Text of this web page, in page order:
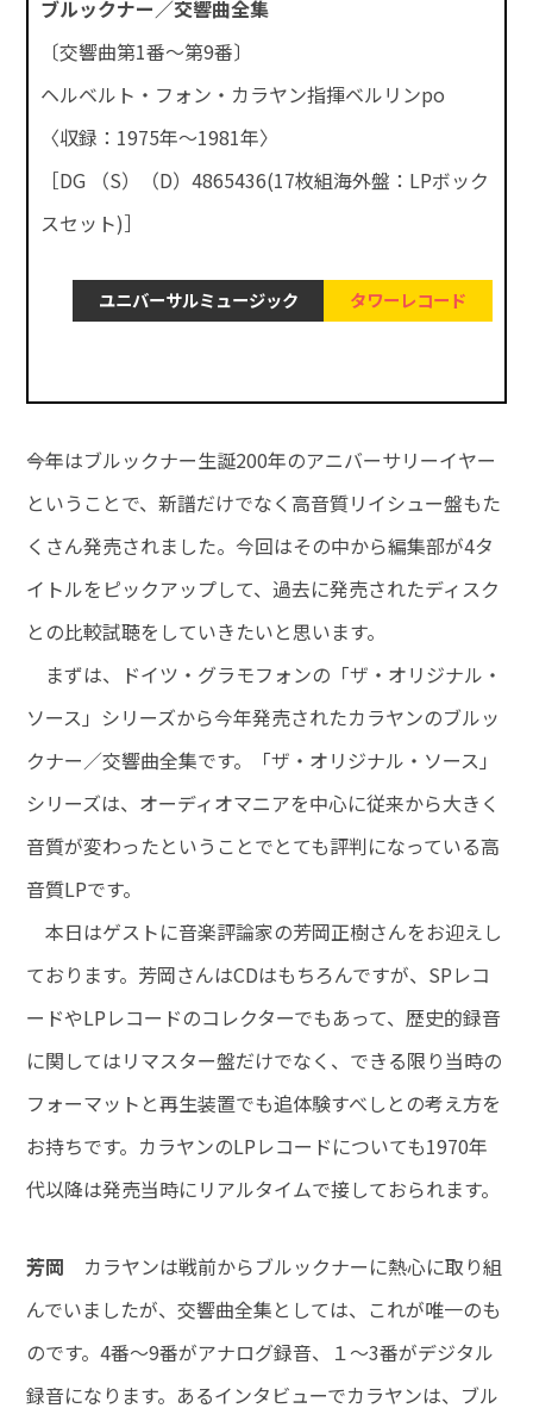
ブルックナー／交響曲全集
〔交響曲第1番～第9番〕
ヘルベルト・フォン・カラヤン指揮ベルリンpo
〈収録：1975年～1981年〉
［DG （S）（D）4865436(17枚組海外盤：LPボック
スセット)］
ユニバーサルミュージック タワーレコード
――今年はブルックナー生誕200年のアニバーサリーイヤー
ということで、新譜だけでなく高音質リイシュー盤もた
くさん発売されました。今回はその中から編集部が4タ
イトルをピックアップして、過去に発売されたディスク
との比較試聴をしていきたいと思います。
まずは、ドイツ・グラモフォンの「ザ・オリジナル・
ソース」シリーズから今年発売されたカラヤンのブルッ
クナー／交響曲全集です。「ザ・オリジナル・ソース」
シリーズは、オーディオマニアを中心に従来から大きく
音質が変わったということでとても評判になっている高
音質LPです。
本日はゲストに音楽評論家の芳岡正樹さんをお迎えし
ております。芳岡さんはCDはもちろんですが、SPレコ
ードやLPレコードのコレクターでもあって、歴史的録音
に関してはリマスター盤だけでなく、できる限り当時の
フォーマットと再生装置でも追体験すべしとの考え方を
お持ちです。カラヤンのLPレコードについても1970年
代以降は発売当時にリアルタイムで接しておられます。
芳岡 カラヤンは戦前からブルックナーに熱心に取り組
んでいましたが、交響曲全集としては、これが唯一のも
のです。4番～9番がアナログ録音、１～3番がデジタル
録音になります。あるインタビューでカラヤンは、ブル